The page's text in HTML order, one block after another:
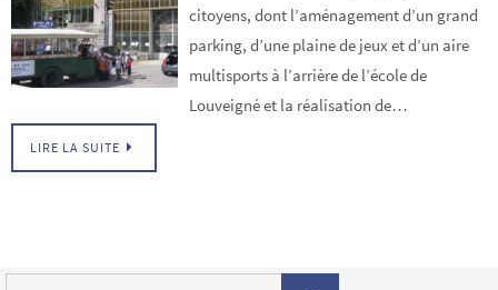
citoyens, dont l’aménagement d’un grand
parking, d’une plaine de jeux et d’un aire
multisports à l’arrière de l’école de
Louveigné et la réalisation de…
LIRE LA SUITE